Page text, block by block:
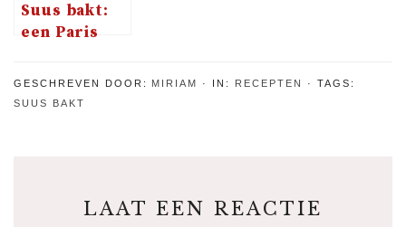
Suus bakt:
een Paris
GESCHREVEN DOOR: MIRIAM IN: RECEPTEN
TAGS:
SUUS BAKT
LAAT EEN REACTIE